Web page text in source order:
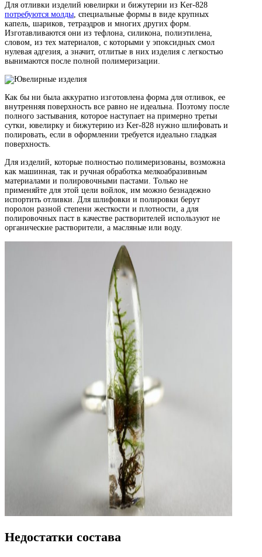
Для отливки изделий ювелирки и бижутерии из Ker-828
потребуются молды, специальные формы в виде крупных
капель, шариков, тетраэдров и многих других форм.
Изготавливаются они из тефлона, силикона, полиэтилена,
словом, из тех материалов, с которыми у эпоксидных смол
нулевая адгезия, а значит, отлитые в них изделия с легкостью
вынимаются после полной полимеризации.
Как бы ни была аккуратно изготовлена форма для отливок, ее
внутренняя поверхность все равно не идеальна. Поэтому после
полного застывания, которое наступает на примерно третьи
сутки, ювелирку и бижутерию из Ker-828 нужно шлифовать и
полировать, если в оформлении требуется идеально гладкая
поверхность.
Для изделий, которые полностью полимеризованы, возможна
как машинная, так и ручная обработка мелкоабразивным
материалами и полировочными пастами. Только не
применяйте для этой цели войлок, им можно безнадежно
испортить отливки. Для шлифовки и полировки берут
поролон разной степени жесткости и плотности, а для
полировочных паст в качестве растворителей используют не
органические растворители, а масляные или воду.
Недостатки состава